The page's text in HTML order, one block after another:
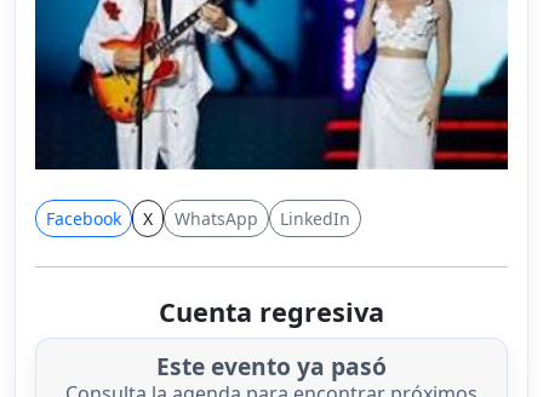
Facebook X WhatsApp LinkedIn
Cuenta regresiva
Este evento ya pasó